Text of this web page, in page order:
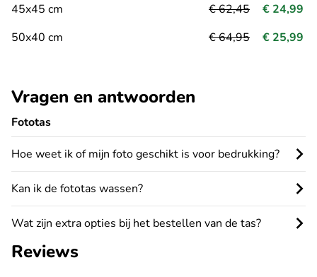
Vragen en antwoorden
Fototas
Hoe weet ik of mijn foto geschikt is voor bedrukking?
Kan ik de fototas wassen?
Wat zijn extra opties bij het bestellen van de tas?
45x45 cm
50x40 cm
€ 62,45
€ 64,95
€ 24,99
€ 25,99
Reviews